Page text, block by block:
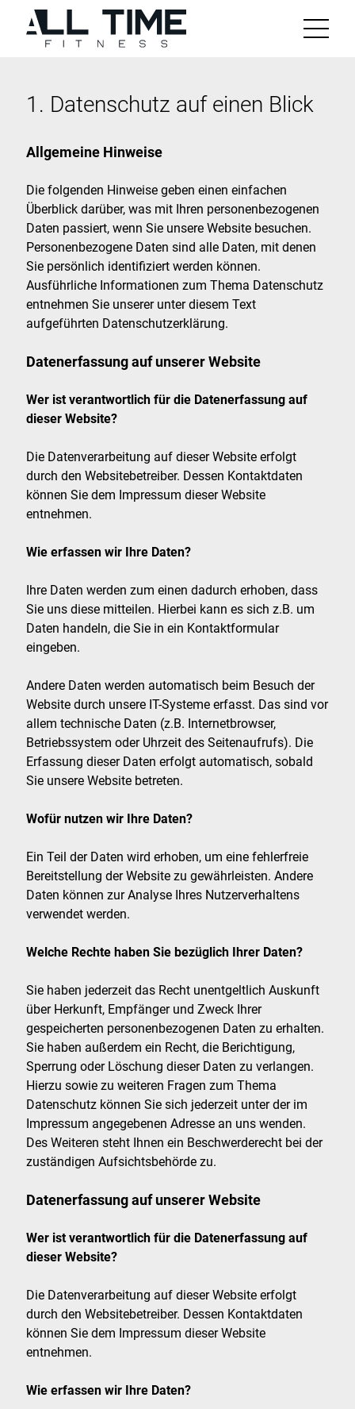
Inhalt
Menü
1. Datenschutz auf einen Blick
Allgemeine Hinweise
Die folgenden Hinweise geben einen einfachen
Überblick darüber, was mit Ihren personenbezogenen
Daten passiert, wenn Sie unsere Website besuchen.
Personenbezogene Daten sind alle Daten, mit denen
Sie persönlich identifiziert werden können.
Ausführliche Informationen zum Thema Datenschutz
entnehmen Sie unserer unter diesem Text
aufgeführten Datenschutzerklärung.
Datenerfassung auf unserer Website
Wer ist verantwortlich für die Datenerfassung auf
dieser Website?
Die Datenverarbeitung auf dieser Website erfolgt
durch den Websitebetreiber. Dessen Kontaktdaten
können Sie dem Impressum dieser Website
entnehmen.
Wie erfassen wir Ihre Daten?
Ihre Daten werden zum einen dadurch erhoben, dass
Sie uns diese mitteilen. Hierbei kann es sich z.B. um
Daten handeln, die Sie in ein Kontaktformular
eingeben.
Andere Daten werden automatisch beim Besuch der
Website durch unsere IT-Systeme erfasst. Das sind vor
allem technische Daten (z.B. Internetbrowser,
Betriebssystem oder Uhrzeit des Seitenaufrufs). Die
Erfassung dieser Daten erfolgt automatisch, sobald
Sie unsere Website betreten.
Wofür nutzen wir Ihre Daten?
Ein Teil der Daten wird erhoben, um eine fehlerfreie
Bereitstellung der Website zu gewährleisten. Andere
Daten können zur Analyse Ihres Nutzerverhaltens
verwendet werden.
Welche Rechte haben Sie bezüglich Ihrer Daten?
Sie haben jederzeit das Recht unentgeltlich Auskunft
über Herkunft, Empfänger und Zweck Ihrer
gespeicherten personenbezogenen Daten zu erhalten.
Sie haben außerdem ein Recht, die Berichtigung,
Sperrung oder Löschung dieser Daten zu verlangen.
Hierzu sowie zu weiteren Fragen zum Thema
Datenschutz können Sie sich jederzeit unter der im
Impressum angegebenen Adresse an uns wenden.
Des Weiteren steht Ihnen ein Beschwerderecht bei der
zuständigen Aufsichtsbehörde zu.
Datenerfassung auf unserer Website
Wer ist verantwortlich für die Datenerfassung auf
dieser Website?
Die Datenverarbeitung auf dieser Website erfolgt
durch den Websitebetreiber. Dessen Kontaktdaten
können Sie dem Impressum dieser Website
entnehmen.
Wie erfassen wir Ihre Daten?